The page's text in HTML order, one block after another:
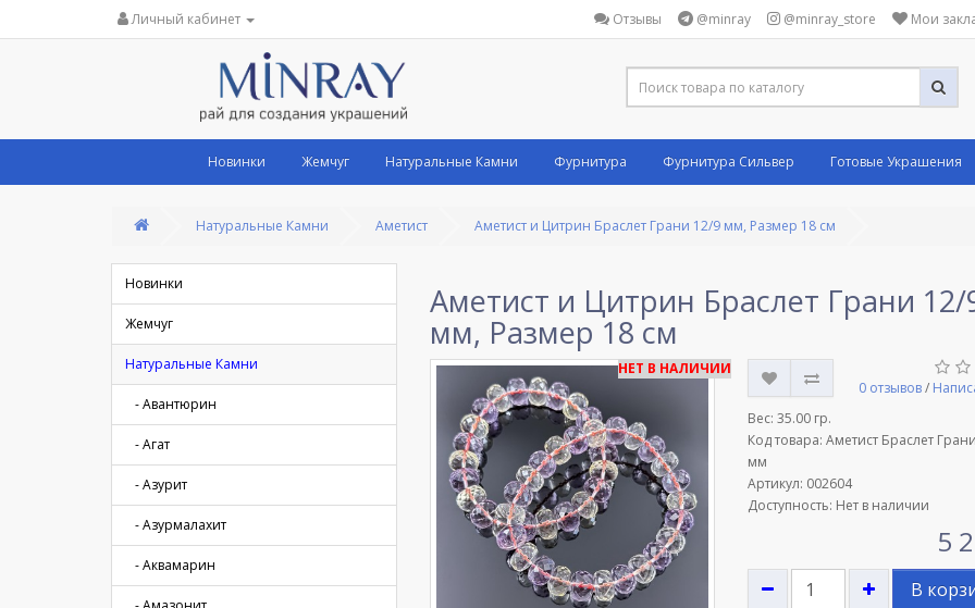
Личный кабинет Отзывы @minray @minray_store Мои
Новинки Жемчуг Натуральные Камни Фурнитура Фурнитура Сильвер Готовые Украшения
Натуральные Камни Аметист Аметист и Цитрин Браслет Грани 12/9 мм, Размер 18 см
Новинки
Жемчуг
Натуральные Камни
- Авантюрин
- Агат
- Азурит
- Азурмалахит
- Аквамарин
Аметист и Цитрин Браслет Грани 12/
мм, Размер 18 см
НЕТ В НАЛИЧИИ
0 отзывов/
Вес: 35.00 гр.
Код товара: Аметист Браслет
мм
Артикул: 002604
Доступность: Нет в наличии
5
В